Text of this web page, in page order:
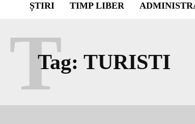
ȘTIRI TIMP LIBER
Tag: TURISTI
T